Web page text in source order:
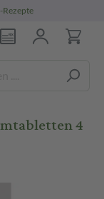
Rezepte
4